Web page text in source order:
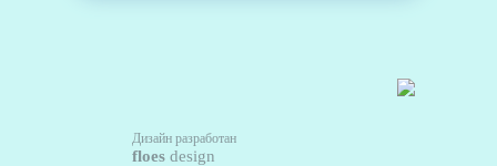
Дизайн разработан
floes design